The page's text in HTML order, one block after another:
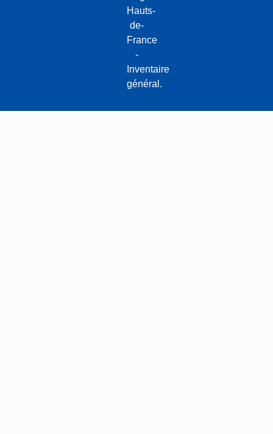
Hauts-
de-
France
-
Inventaire
général.